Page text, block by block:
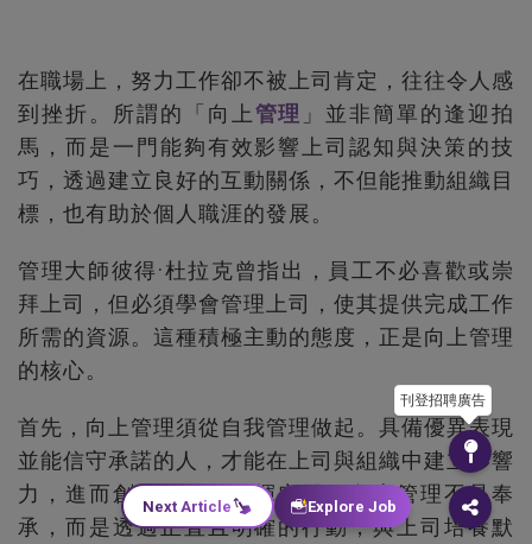
在職場上，努力工作卻不被上司肯定，往往令人感
到挫折。所謂的「向上管理 」並非簡單的逢迎拍
馬，而是一門能夠有效影響上司認知與決策的技
巧，透過建立良好的互動關係，不但能推動組織目
標，也有助於個人職涯的發展。
管理大師彼得·杜拉克曾指出，員工不必喜歡或崇
拜上司，但必須學會管理上司，使其提供完成工作
所需的資源。這種積極主動的態度，正是向上管理
的核心。
首先，向上管理須從自我管理做起。具備優異表現
並能信守承諾的人，才能在上司與組織中建立影響
力，進而創造更大的發揮空間。向上管理不是奉
承，而是透過正直且明確的行動，與上司培養默
刊登招聘廣告
Next Article Explore Job